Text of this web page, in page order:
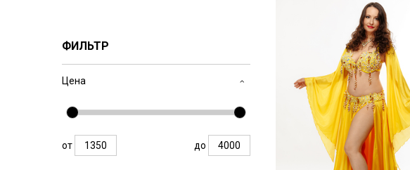
ФИЛЬТР
Цена
от до